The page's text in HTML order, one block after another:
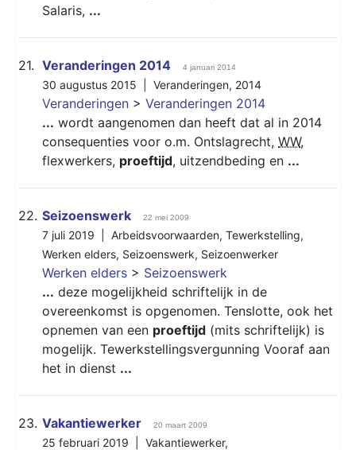
Salaris, ...
21. Veranderingen 2014 4 januari 2014
30 augustus 2015 | Veranderingen, 2014
Veranderingen > Veranderingen 2014
... wordt aangenomen dan heeft dat al in 2014
consequenties voor o.m. Ontslagrecht, WW,
flexwerkers, proeftijd, uitzendbeding en ...
22. Seizoenswerk 22 mei 2009
7 juli 2019 | Arbeidsvoorwaarden, Tewerkstelling,
Werken elders, Seizoenswerk, Seizoenwerker
Werken elders > Seizoenswerk
... deze mogelijkheid schriftelijk in de
overeenkomst is opgenomen. Tenslotte, ook het
opnemen van een proeftijd (mits schriftelijk) is
mogelijk. Tewerkstellingsvergunning Vooraf aan
het in dienst ...
23. Vakantiewerker 20 maart 2009
25 februari 2019 | Vakantiewerker,